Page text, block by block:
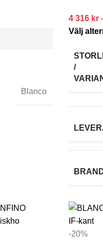
Blanco
4 316 kr
Välj
/
-20%